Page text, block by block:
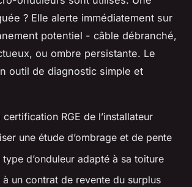
? Elle alerte immédiatement sur
potentiel - câble débranché,
ou ombre persistante. Le
outil de diagnostic simple et
certification RGE de l’installateur
une étude d’ombrage et de pente
type d’onduleur adapté à sa toiture
à un contrat de revente du surplus